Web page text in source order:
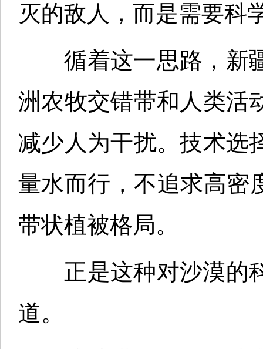
灭的敌人，而是需要科
循着这一思路，新疆
洲农牧交错带和人类活
减少人为干扰。技术选
量水而行，不追求高密
带状植被格局。
正是这种对沙漠的科
道。